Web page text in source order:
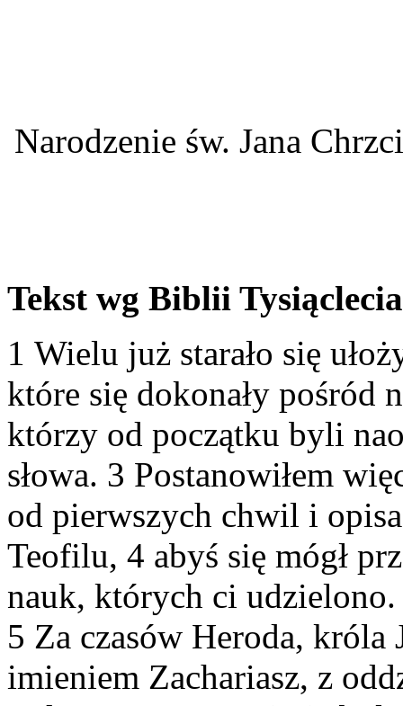
Narodzenie św. Jana
Tekst wg Biblii
1 Wielu już starało się
które się dokonały pośród
którzy od początku byli
słowa. 3 Postanowiłem
od pierwszych chwil i
Teofilu, 4 abyś się mógł
nauk, których ci udzielono.
5 Za czasów Heroda, króla
imieniem Zachariasz, z